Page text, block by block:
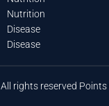
Nutrition
Disease
Disease
All rights reserved